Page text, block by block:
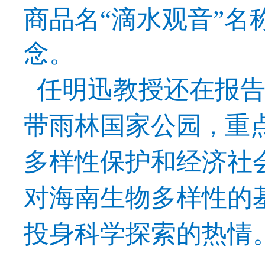
商品名“滴水观音”名
念。
任明迅教授还在报
带雨林国家公园
， 重
多样性保护和经济社
对海南生物多样性的
投身科学探索的热情